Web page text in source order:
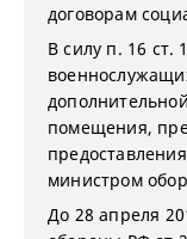
договорам
В силу п. 16 ст.
помещения,
министром
До 28 апреля